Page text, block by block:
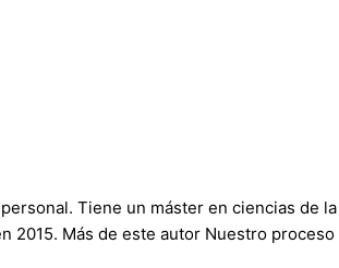
Tiene un máster en ciencias de
2015. Más de este autor Nuestro